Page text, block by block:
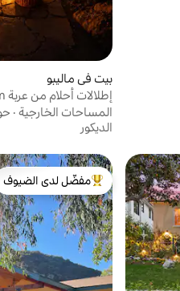
بيت في ماليبو
حوض استحمام ساخن
المساحات الخارجية ·
الديكور
من أبرز البيوت
مفضّل لدى الضيوف